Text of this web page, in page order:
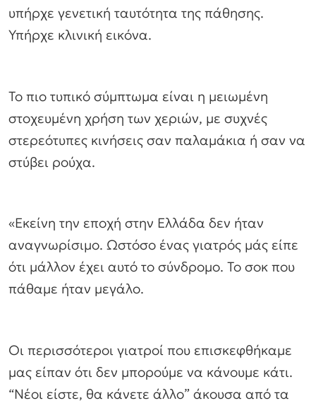
υπήρχε γενετική ταυτότητα της πάθησης.
Υπήρχε κλινική εικόνα.
Το πιο τυπικό σύμπτωμα είναι η μειωμένη
στοχευμένη χρήση των χεριών, με συχνές
στερεότυπες κινήσεις σαν παλαμάκια ή σαν να
στύβει ρούχα.
«Εκείνη την εποχή στην Ελλάδα δεν ήταν
αναγνωρίσιμο. Ωστόσο ένας γιατρός μάς είπε
ότι μάλλον έχει αυτό το σύνδρομο. Το σοκ που
πάθαμε ήταν μεγάλο.
Οι περισσότεροι γιατροί που επισκεφθήκαμε
μας είπαν ότι δεν μπορούμε να κάνουμε κάτι.
“Νέοι είστε, θα κάνετε άλλο” άκουσα από τα